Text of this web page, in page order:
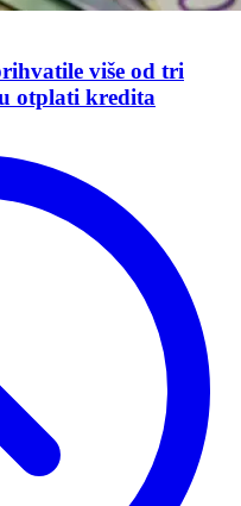
više od tri
otplati kredita